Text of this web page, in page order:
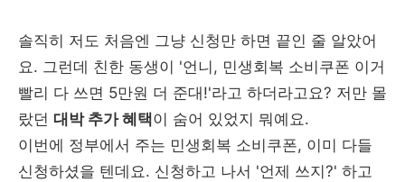
솔직히 저도 처음엔 그냥 신청만 하면 끝인 줄 알았어
요. 그런데 친한 동생이 '언니, 민생회복 소비쿠폰 이거
빨리 다 쓰면 5만원 더 준대!'라고 하더라고요? 저만 몰
랐던 대박 추가 혜택이 숨어 있었지 뭐예요.
이번에 정부에서 주는 민생회복 소비쿠폰, 이미 다들
신청하셨을 텐데요. 신청하고 나서 '언제 쓰지?' 하고